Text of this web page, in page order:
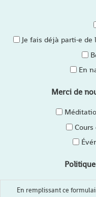
Je fais déjà parti·e
En
Merci de
En remplissant ce